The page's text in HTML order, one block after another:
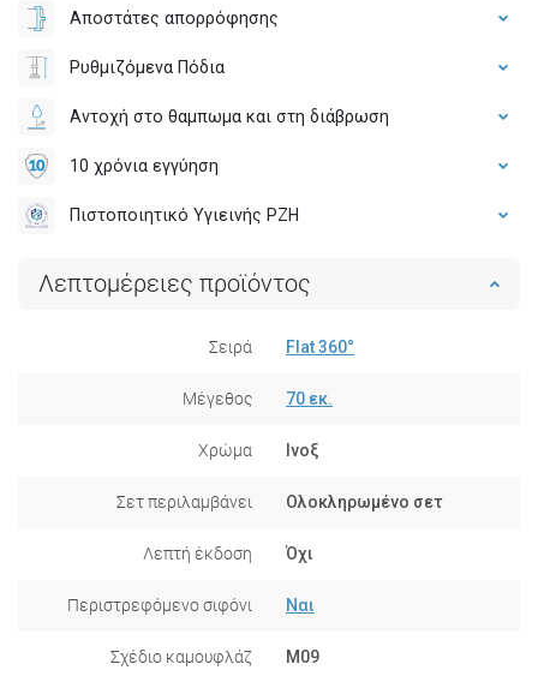
Αποστάτες απορρόφησης
Ρυθμιζόμενα Πόδια
Αντοχή στο θαμπωμα και στη διάβρωση
10 χρόνια εγγύηση
Πιστοποιητικό Υγιεινής PZH
Λεπτομέρειες προϊόντος
Σειρά Flat 360°
Μέγεθος 70 εκ.
Χρώμα Ινοξ
Σετ περιλαμβάνει Ολοκληρωμένο σετ
Λεπτή έκδοση Όχι
Περιστρεφόμενο σιφόνι Ναι
Σχέδιο καμουφλάζ M09